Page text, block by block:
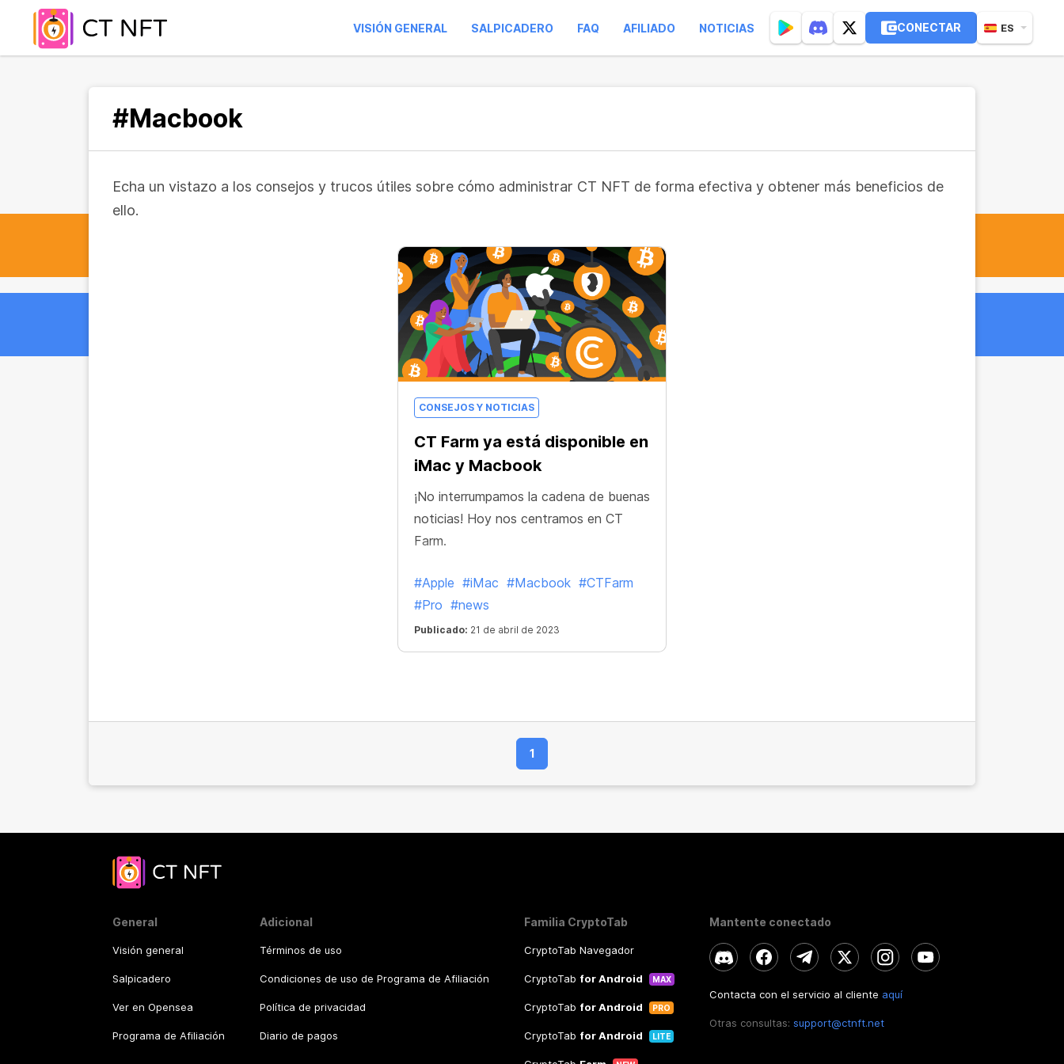
VISIÓN GENERAL SALPICADERO FAQ AFILIADO NOTICIAS CONECTAR ES
#Macbook
Echa un vistazo a los consejos y trucos útiles sobre cómo administrar CT NFT de forma efectiva y obtener más beneficios de
ello.
CONSEJOS Y NOTICIAS
CT Farm ya está disponible en
iMac y Macbook
¡No interrumpamos la cadena de buenas
noticias! Hoy nos centramos en CT
Farm.
#Apple #iMac #Macbook #CTFarm
#Pro #news
Publicado: 21 de abril de 2023
1
General
Visión general
Salpicadero
Ver en Opensea
Programa de Afiliación
Adicional
Términos de uso
Condiciones de uso de Programa de Afiliación
Política de privacidad
Diario de pagos
Familia CryptoTab
CryptoTab Navegador
CryptoTab for Android MAX
CryptoTab for Android PRO
CryptoTab for Android LITE
Mantente conectado
Contacta con el servicio al cliente aquí
Otras consultas: support@ctnft.net